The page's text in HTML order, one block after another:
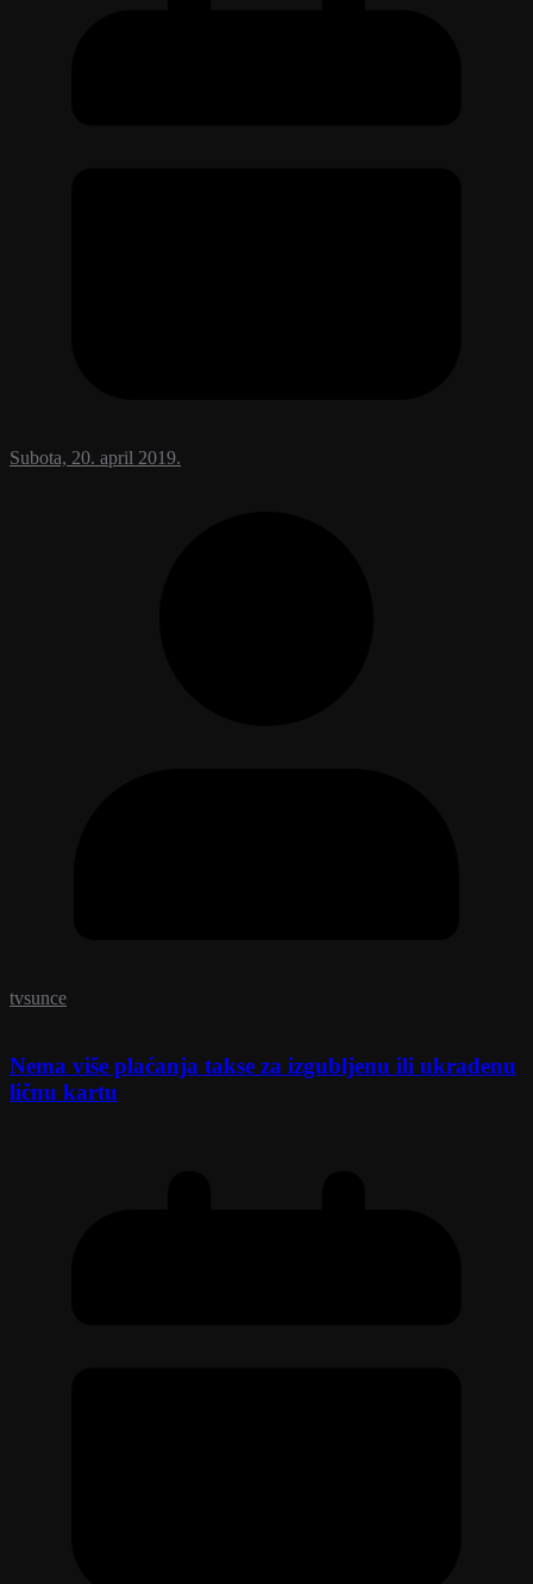
Subota, 20. april 2019.
tvsunce
Nema više plaćanja takse za izgubljenu ili ukradenu
ličnu kartu